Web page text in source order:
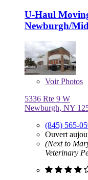
U-Haul
Newburgh/
VoirPhotos
5336 Rte 9 W
Newburgh, NY
(845) 565-
Ouvert
(Next to
Veterinary